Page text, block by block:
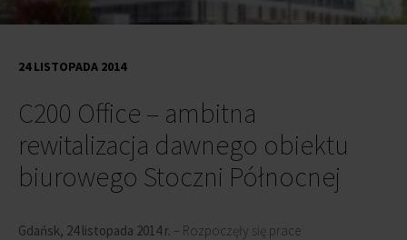
C200 Office – ambitna
rewitalizacja dawnego obiektu
biurowego Stoczni Północnej
24 LISTOPADA 2014
Gdańsk, 24 listopada 2014 r. – Rozpoczęły się prace